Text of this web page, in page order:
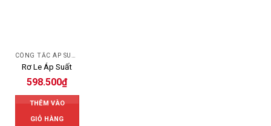
CÔNG TẮC ÁP SUẤT
Rơ Le Áp Suất
598.500₫
THÊM VÀO
GIỎ HÀNG